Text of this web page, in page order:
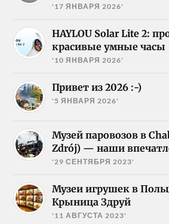
'17 ЯНВАРЯ 2026'
HAYLOU Solar Lite 2:
красивые умные часы
'10 ЯНВАРЯ 2026'
Привет из 2026 :-)
'5 ЯНВАРЯ 2026'
Музей паровозов в
Zdrój) — наши
'29 СЕНТЯБРЯ 2023'
Музеи игрушек в
Крыница Здруй
'11 АВГУСТА 2023'